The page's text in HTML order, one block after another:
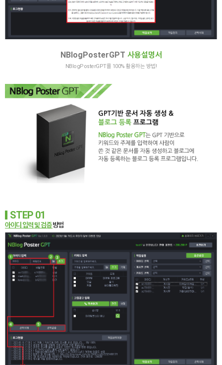
NBlogPosterGPT 사용설명서
NBlogPosterGPT를 100% 활용하는 방법!
STEP 01
아이디 입력 및 검증방법